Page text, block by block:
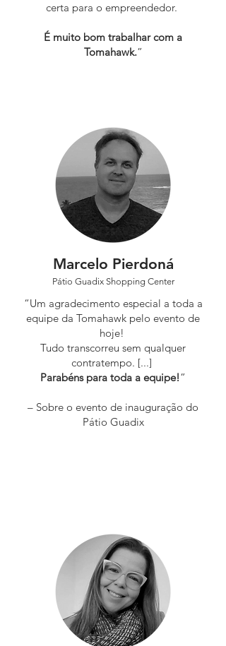
certa para o empreendedor.
É muito bom trabalhar com a
Tomahawk.”
Marcelo Pierdoná
Pátio Guadix Shopping Center
“Um agradecimento especial a toda a
equipe da Tomahawk pelo evento de
hoje!
Tudo transcorreu sem qualquer
contratempo. [...]
Parabéns para toda a equipe!”
– Sobre o evento de inauguração do
Pátio Guadix